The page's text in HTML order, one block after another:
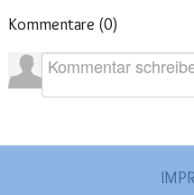
Kommentare (0)